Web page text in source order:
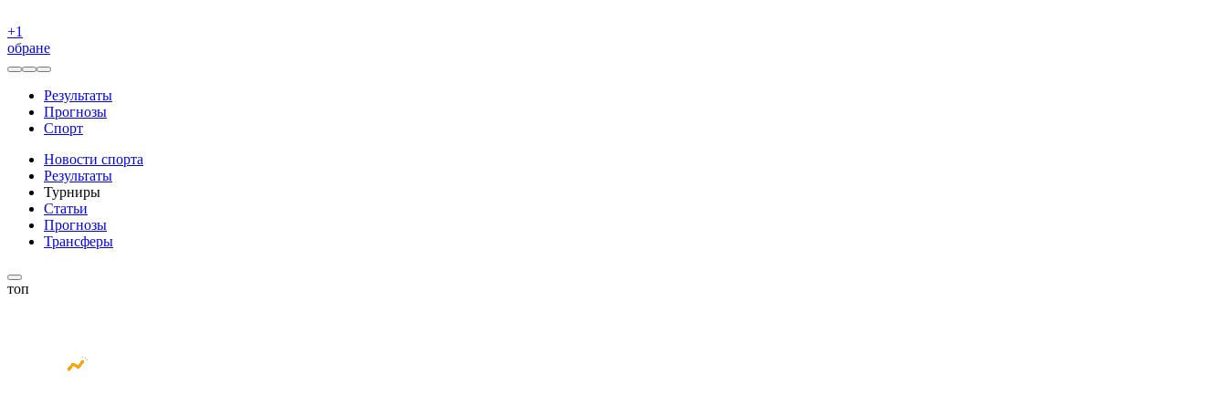
+1
обране
Результаты
Прогнозы
Спорт
Новости спорта
Результаты
Турниры
Статьи
Прогнозы
Трансферы
топ